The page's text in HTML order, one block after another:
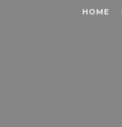
HOME